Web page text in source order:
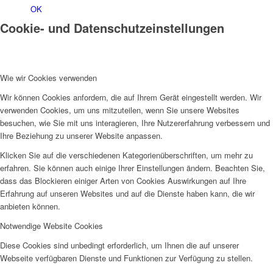
OK
Cookie- und Datenschutzeinstellungen
Wie wir Cookies verwenden
Wir können Cookies anfordern, die auf Ihrem Gerät eingestellt werden. Wir
verwenden Cookies, um uns mitzuteilen, wenn Sie unsere Websites
besuchen, wie Sie mit uns interagieren, Ihre Nutzererfahrung verbessern und
Ihre Beziehung zu unserer Website anpassen.
Klicken Sie auf die verschiedenen Kategorienüberschriften, um mehr zu
erfahren. Sie können auch einige Ihrer Einstellungen ändern. Beachten Sie,
dass das Blockieren einiger Arten von Cookies Auswirkungen auf Ihre
Erfahrung auf unseren Websites und auf die Dienste haben kann, die wir
anbieten können.
Notwendige Website Cookies
Diese Cookies sind unbedingt erforderlich, um Ihnen die auf unserer
Webseite verfügbaren Dienste und Funktionen zur Verfügung zu stellen.